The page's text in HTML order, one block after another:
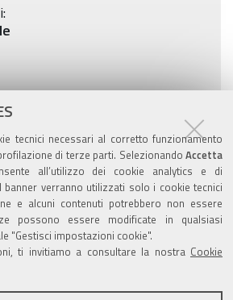
tecnici necessari al corretto funzionamento
di terze parti. Selezionando Accetta
all’utilizzo dei cookie analytics e di
banner verranno utilizzati solo i cookie tecnici
e alcuni contenuti potrebbero non essere
possono essere modificate in qualsiasi
"Gestisci impostazioni cookie".
ti invitiamo a consultare la nostra Cookie
Valuta questo sito